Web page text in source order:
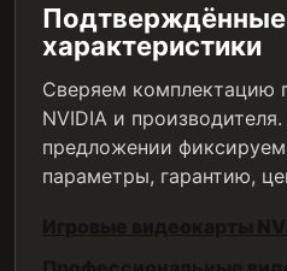
Подтверждённые
характеристики
Сверяем комплектацию
NVIDIA и
предложении
параметры, гарантию,